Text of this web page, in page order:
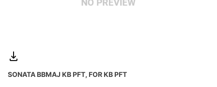
SONATA BBMAJ KB PFT, FOR KB PFT